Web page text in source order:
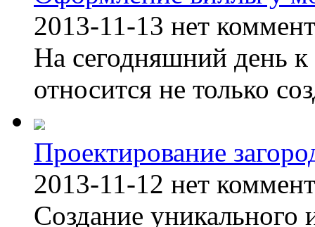
2013-11-13 нет
На сегодняшний день к
относится не только
Проектирование
2013-11-12 нет
Создание уникального